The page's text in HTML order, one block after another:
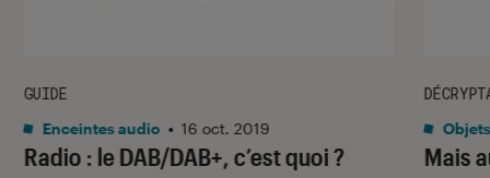
Radio : le DAB/DAB+, c’est quoi ?
GUIDE
Enceintes audio • 16 oct. 2019
Mais